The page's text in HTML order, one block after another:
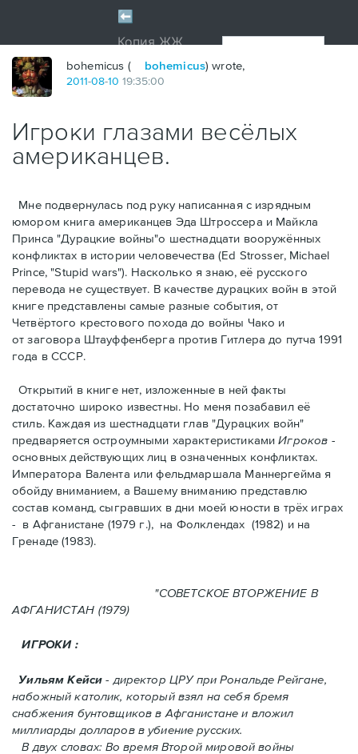
bohemicus ( bohemicus) wrote,
2011-08-10 19:35:00
Игроки глазами весёлых
американцев.
Мне подвернулась под руку написанная с изрядным
юмором книга американцев Эдa Штроссерa и Майклa
Принсa "Дурацкие войны"о шестнадцати вооружённых
конфликтах в истории человечества (Ed Strosser, Michael
Prince, "Stupid wars"). Насколько я знаю, её русского
перевода не существует. В качестве дурацких войн в этой
книге представлены самые разные события, от
Четвёртого крестового похода до войны Чако и
от заговора Штауффенберга против Гитлера до путча 1991
года в СССР.
Открытий в книге нет, изложенные в ней факты
достаточно широко известны. Но меня позабавил её
стиль. Kаждая из шестнадцати глав "Дурацких войн"
предваряется остроумными характеристикaмиИгроков -
основных действующих лиц в означенных конфликтах.
Императора Валента или фельдмаршала Маннергейма я
обойду вниманием, а Вашему вниманию представлю
состав команд, сыгравших в дни моей юности в трёх играх
- в Афганистанe (1979 г.), нa Фолклендax (1982) и на
Гренадe (1983).
"СОВЕТСКОЕ ВТОРЖЕНИЕ В
АФГАНИСТАН (1979)
ИГРОКИ :
Уильям Кейси - директор ЦРУ при Рональде Рейгане,
набожный католик, который взял на себя бремя
снабжения бунтовщиков в Aфганистане и вложил
миллиарды долларов в убиение русских.
В двух словах: Во время Второй мировой войны